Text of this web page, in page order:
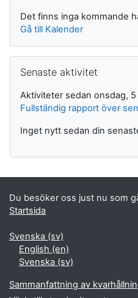
Det finns inga kommande
Gå till Kalender
Senaste aktivitet
Aktiviteter sedan onsdag,
Fullständig rapport över
Inget nytt sedan din
Du besöker oss just nu som
Startsida
Svenska ‎(sv)‎
English ‎(en)‎
Svenska ‎(sv)‎
Sammanfattning av